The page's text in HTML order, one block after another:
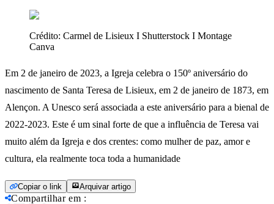
Crédito: Carmel de Lisieux I Shutterstock I Montage
Canva
Em 2 de janeiro de 2023, a Igreja celebra o 150º aniversário do
nascimento de Santa Teresa de Lisieux, em 2 de janeiro de 1873, em
Alençon. A Unesco será associada a este aniversário para a bienal de
2022-2023. Este é um sinal forte de que a influência de Teresa vai
muito além da Igreja e dos crentes: como mulher de paz, amor e
cultura, ela realmente toca toda a humanidade
Copiar o link Arquivar artigo
Compartilhar em :